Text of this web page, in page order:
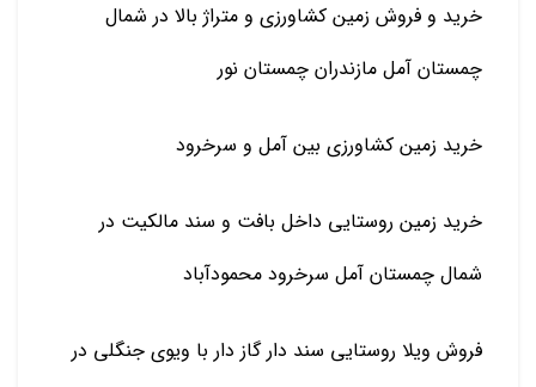
خرید و فروش زمین کشاورزی و متراژ بالا در شمال
چمستان آمل مازندران چمستان نور
خرید زمین کشاورزی بین آمل و سرخرود
خرید زمین روستایی داخل بافت و سند مالکیت در
شمال چمستان آمل سرخرود محمودآباد
فروش ویلا روستایی سند دار گاز دار با ویوی جنگلی در